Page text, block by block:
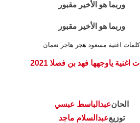
وربما هو الأخير مقبور
وربما هو الأخير مقبور
كلمات اغنية مسعود هجر هاجر نعمان
اغنية ياوجهها فهد بن فصلا 2021
الحانعبدالباسط عبسي
توزيععبدالسلام ماجد